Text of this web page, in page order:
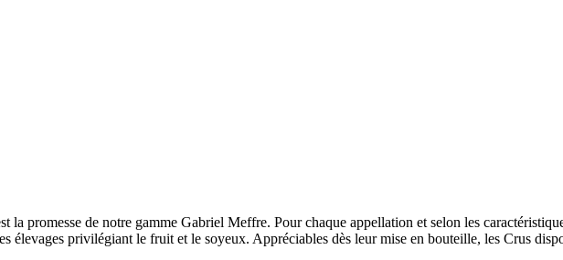
la promesse de notre gamme Gabriel Meffre. Pour chaque appellation et selon les
élevages privilégiant le fruit et le soyeux. Appréciables dès leur mise en bouteille, les Crus